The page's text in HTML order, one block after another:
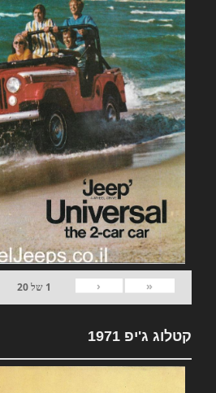
«
‹
1 של20
קטלוג ג'יפ 1971